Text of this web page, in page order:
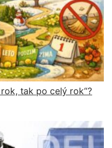
tak po celý rok“?